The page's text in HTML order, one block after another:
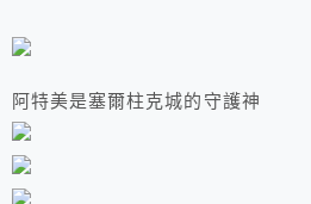
阿特美是塞爾柱克城的守護神